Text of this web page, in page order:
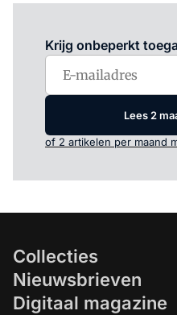
Krijg onbeperkt
Lees 2
of 2 artikelen per maand
Collecties
Nieuwsbrieven
Digitaal magazine